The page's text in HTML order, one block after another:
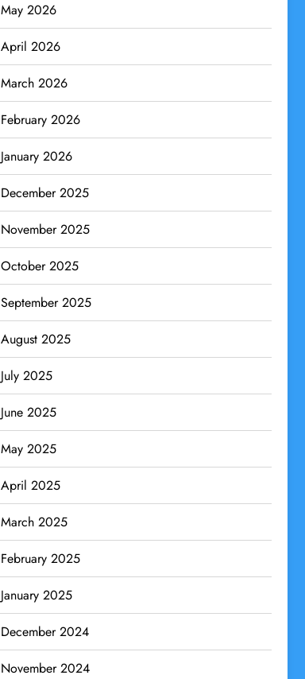
May 2026
April 2026
March 2026
February 2026
January 2026
December 2025
November 2025
October 2025
September 2025
August 2025
July 2025
June 2025
May 2025
April 2025
March 2025
February 2025
January 2025
December 2024
November 2024